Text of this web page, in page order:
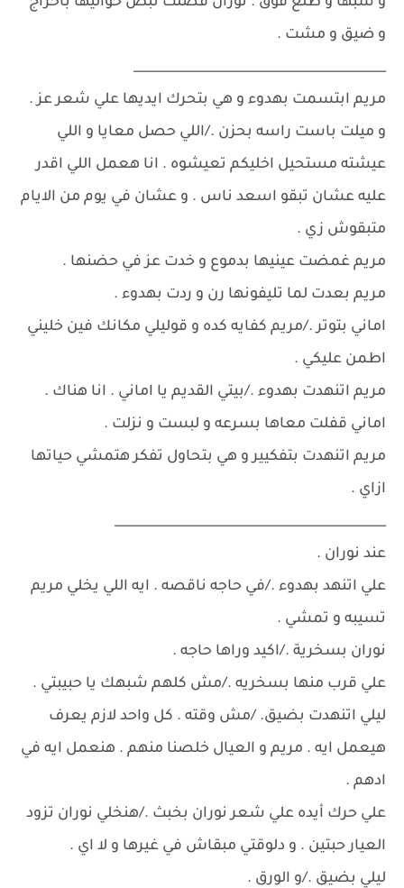
و ضيق و مشت .
________________________________________
مريم ابتسمت بهدوء و هي بتحرك ايديها علي شعر عز .
و ميلت باست راسه بحزن ./اللي حصل معايا و اللي
عيشته مستحيل اخليكم تعيشوه . انا هعمل اللي اقدر
عليه عشان تبقو اسعد ناس . و عشان في يوم من الايام
متبقوش زي .
مريم غمضت عينيها بدموع و خدت عز في حضنها .
مريم بعدت لما تليفونها رن و ردت بهدوء .
اماني بتوتر ./مريم كفايه كده و قوليلي مكانك فين خليني
اطمن عليكي .
مريم اتنهدت بهدوء ./بيتي القديم يا اماني . انا هناك .
اماني قفلت معاها بسرعه و لبست و نزلت .
مريم اتنهدت بتفكيير و هي بتحاول تفكر هتمشي حياتها
ازاي .
___________________________________________
عند نوران .
علي اتنهد بهدوء ./في حاجه ناقصه . ايه اللي يخلي مريم
تسيبه و تمشي .
نوران بسخرية ./اكيد وراها حاجه .
علي قرب منها بسخريه ./مش كلهم شبهك يا حبيبتي .
ليلي اتنهدت بضيق. /مش وقته . كل واحد لازم يعرف
هيعمل ايه . مريم و العيال خلصنا منهم . هنعمل ايه في
ادهم .
علي حرك أيده علي شعر نوران بخبث ./هنخلي نوران تزود
العيار حبتين . و دلوقتي مبقاش في غيرها و لا اي .
ليلي بضيق ./و الورق .